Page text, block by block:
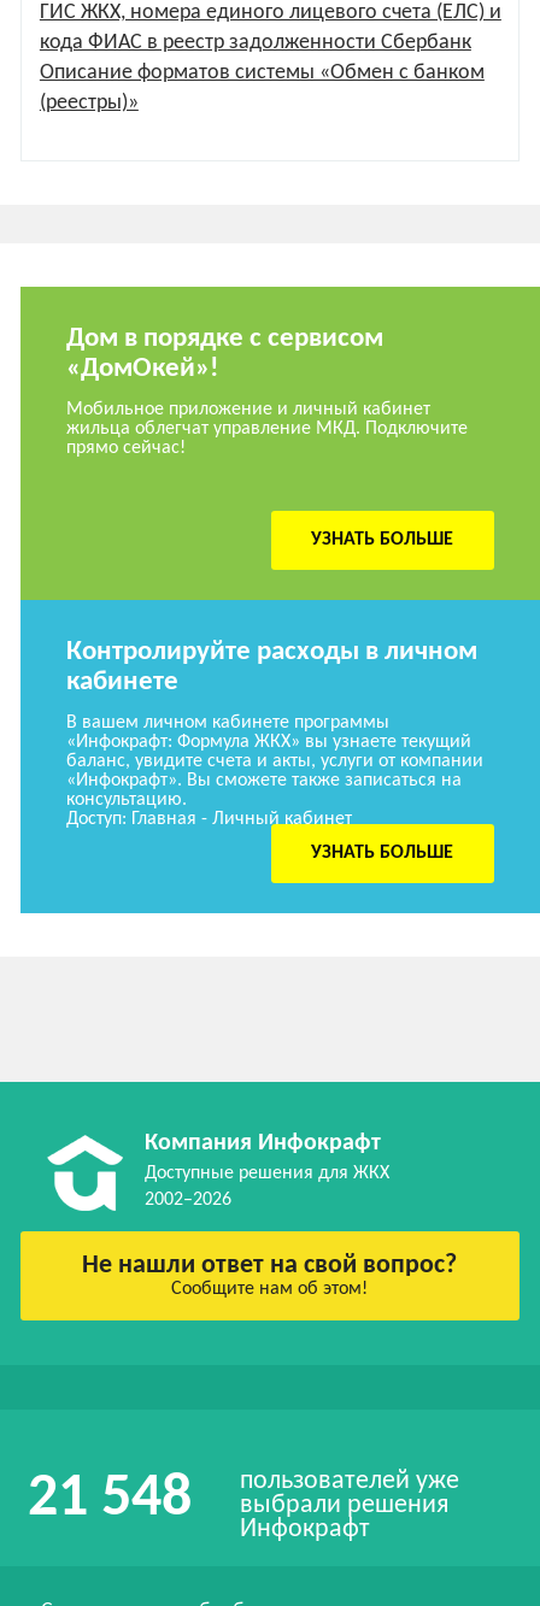
ГИС ЖКХ, номера единого лицевого счета (ЕЛС) и
кода ФИАС в реестр задолженности Сбербанк
Описание форматов системы «Обмен с банком
(реестры)»
Дом в порядке с сервисом
«ДомОкей»!
Мобильное приложение и личный кабинет
жильца облегчат управление МКД. Подключите
прямо сейчас!
УЗНАТЬ БОЛЬШЕ
Контролируйте расходы в личном
кабинете
В вашем личном кабинете программы
«Инфокрафт: Формула ЖКХ» вы узнаете текущий
баланс, увидите счета и акты, услуги от компании
«Инфокрафт». Вы сможете также записаться на
консультацию.
Доступ: Главная - Личный кабинет
УЗНАТЬ БОЛЬШЕ
Компания Инфокрафт
Доступные решения для ЖКХ
2002–2026
Не нашли ответ на свой вопрос?
Сообщите нам об этом!
21 548
пользователей уже
выбрали решения
Инфокрафт